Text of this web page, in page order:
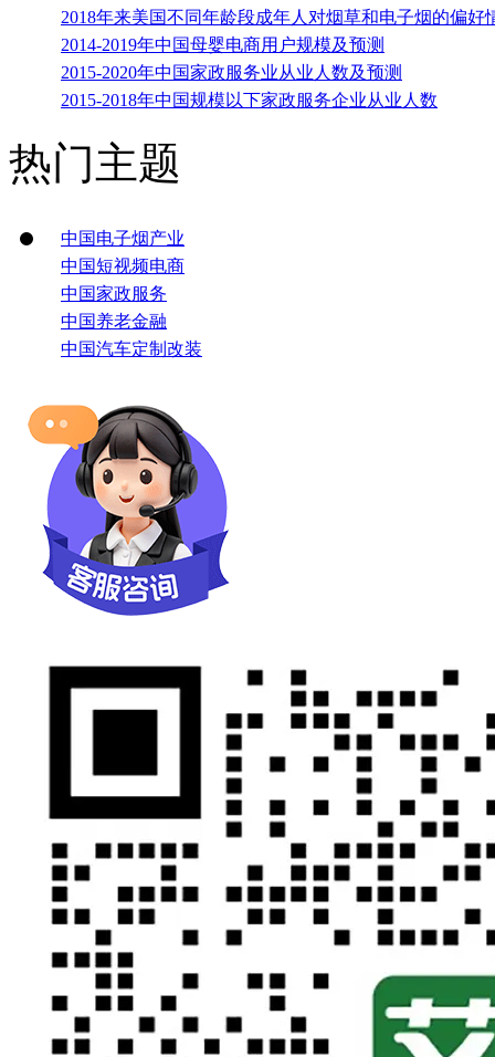
2018年来美国不同年龄段成年人对烟草和电子烟的偏好
2014-2019年中国母婴电商用户规模及预测
2015-2020年中国家政服务业从业人数及预测
2015-2018年中国规模以下家政服务企业从业人数
热门主题
中国电子烟产业
中国短视频电商
中国家政服务
中国养老金融
中国汽车定制改装